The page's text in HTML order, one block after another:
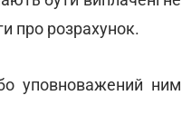
про розрахунок.
уповноважений ним